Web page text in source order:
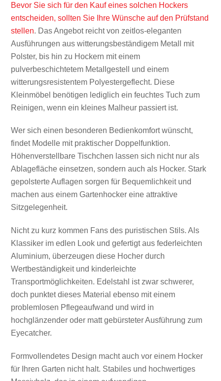
Bevor Sie sich für den Kauf eines solchen Hockers
entscheiden, sollten Sie Ihre Wünsche auf den Prüfstand
stellen. Das Angebot reicht von zeitlos-eleganten
Ausführungen aus witterungsbeständigem Metall mit
Polster, bis hin zu Hockern mit einem
pulverbeschichtetem Metallgestell und einem
witterungsresistentem Polyestergeflecht. Diese
Kleinmöbel benötigen lediglich ein feuchtes Tuch zum
Reinigen, wenn ein kleines Malheur passiert ist.
Wer sich einen besonderen Bedienkomfort wünscht,
findet Modelle mit praktischer Doppelfunktion.
Höhenverstellbare Tischchen lassen sich nicht nur als
Ablagefläche einsetzen, sondern auch als Hocker. Stark
gepolsterte Auflagen sorgen für Bequemlichkeit und
machen aus einem Gartenhocker eine attraktive
Sitzgelegenheit.
Nicht zu kurz kommen Fans des puristischen Stils. Als
Klassiker im edlen Look und gefertigt aus federleichten
Aluminium, überzeugen diese Hocher durch
Wertbeständigkeit und kinderleichte
Transportmöglichkeiten. Edelstahl ist zwar schwerer,
doch punktet dieses Material ebenso mit einem
problemlosen Pflegeaufwand und wird in
hochglänzender oder matt gebürsteter Ausführung zum
Eyecatcher.
Formvollendetes Design macht auch vor einem Hocker
für Ihren Garten nicht halt. Stabiles und hochwertiges